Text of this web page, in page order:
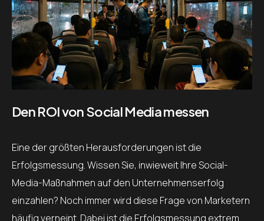
Den ROI von Social Media messen
Eine der größten Herausforderungen ist die
Erfolgsmessung. Wissen Sie, inwieweit Ihre Social-
Media-Maßnahmen auf den Unternehmenserfolg
einzahlen? Noch immer wird diese Frage von Marketern
häufig verneint. Dabei ist die Erfolgsmessung extrem